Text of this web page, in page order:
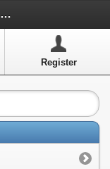
Holder Meja / Motor / Tripod SOHA
Register